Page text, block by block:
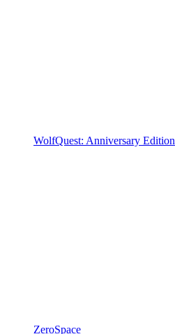
WolfQuest: Anniversary Edition
ZeroSpace